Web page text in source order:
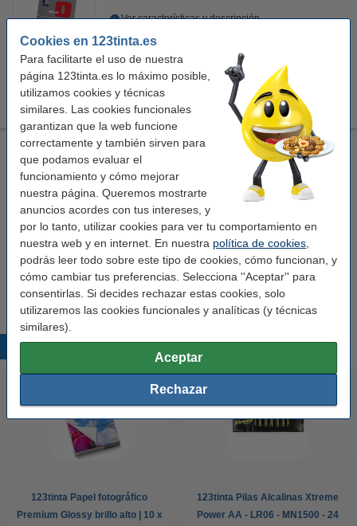
Cookies en 123tinta.es
Para facilitarte el uso de nuestra
página 123tinta.es lo máximo posible,
utilizamos cookies y técnicas
similares. Las cookies funcionales
garantizan que la web funcione
correctamente y también sirven para
que podamos evaluar el
funcionamiento y cómo mejorar
nuestra página. Queremos mostrarte
anuncios acordes con tus intereses, y
por lo tanto, utilizar cookies para ver tu comportamiento en
nuestra web y en internet. En nuestra política de cookies
podrás leer todo sobre este tipo de cookies, cómo funcionan, y
cómo cambiar tus preferencias. Selecciona ''Aceptar'' para
consentirlas. Si decides rechazar estas cookies, solo
utilizaremos las cookies funcionales y analíticas (y técnicas
similares).
Aceptar
Rechazar
Ver características y descripción
Precio por ml
Producto descatalogado.
Olivetti IN506 (B0497) cartucho foto alta capacidad (original)
tres colores primarios cartucho de tinta 18 ml
Ver características y descripción
En almacén externo
Precio por ml 1,47 €
26,50 € Comprar
Productos destacados
123tinta Papel fotográfico
Premium Glossy brillo alto | 10 x
123tinta Pilas Alcalinas Xtreme
Power AA - LR06 - MN1500 - 24